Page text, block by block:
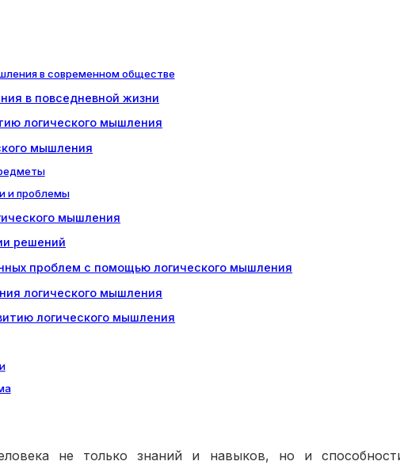
в современном обществе
в повседневной жизни
логического мышления
мышления
и проблемы
мышления
решений
проблем с помощью логического мышления
логического мышления
логического мышления
не только знаний и навыков, но и